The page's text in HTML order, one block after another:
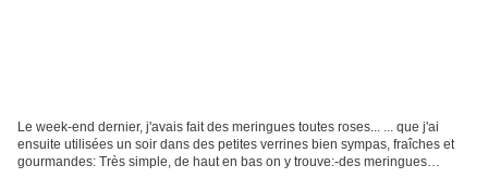
Le week-end dernier, j'avais fait des meringues toutes roses... ... que j'ai
ensuite utilisées un soir dans des petites verrines bien sympas, fraîches et
gourmandes: Très simple, de haut en bas on y trouve:-des meringues